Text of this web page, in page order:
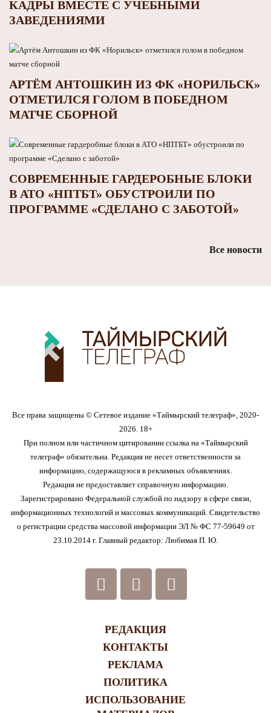
КАДРЫ ВМЕСТЕ С УЧЕБНЫМИ
ЗАВЕДЕНИЯМИ
АРТЁМ АНТОШКИН ИЗ ФК «НОРИЛЬСК»
ОТМЕТИЛСЯ ГОЛОМ В ПОБЕДНОМ
МАТЧЕ СБОРНОЙ
СОВРЕМЕННЫЕ ГАРДЕРОБНЫЕ БЛОКИ
В АТО «НПТБТ» ОБУСТРОИЛИ ПО
ПРОГРАММЕ «СДЕЛАНО С ЗАБОТОЙ»
Все новости
Все права защищены © Сетевое издание «Таймырский телеграф», 2020-
2026. 18+
При полном или частичном цитировании ссылка на «Таймырский
телеграф» обязательна. Редакция не несет ответственности за
информацию, содержащуюся в рекламных объявлениях.
Редакция не предоставляет справочную информацию.
Зарегистрировано Федеральной службой по надзору в сфере связи,
информационных технологий и массовых коммуникаций. Свидетельство
о регистрации средства массовой информации ЭЛ № ФС 77-59649 от
23.10.2014 г. Главный редактор: Любимая П. Ю.
РЕДАКЦИЯ
КОНТАКТЫ
РЕКЛАМА
ПОЛИТИКА
ИСПОЛЬЗОВАНИЕ